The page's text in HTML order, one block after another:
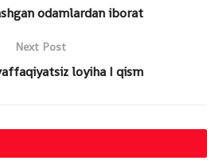
odamlardan iborat
Next Post
loyiha I qism